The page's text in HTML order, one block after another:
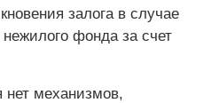
залога в случае
фонда за счет
нет механизмов,